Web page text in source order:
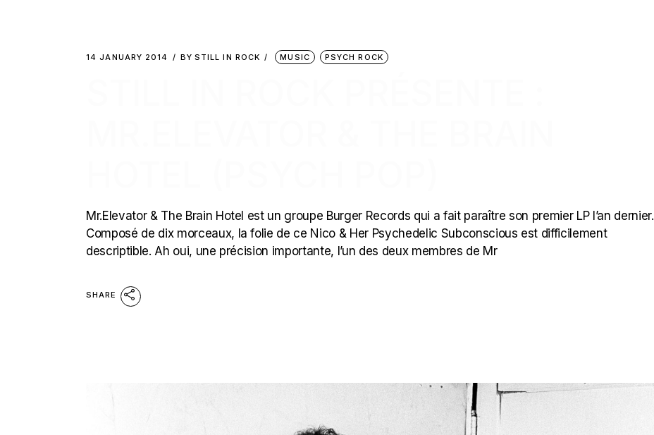
14 JANUARY 2014 BY STILL IN ROCK MUSIC PSYCH ROCK
Mr.Elevator & The Brain Hotel est un groupe Burger Records qui a fait paraître son premier LP l’an dernier.
Composé de dix morceaux, la folie de ce Nico & Her Psychedelic Subconscious est difficilement
descriptible. Ah oui, une précision importante, l’un des deux membres de Mr
SHARE